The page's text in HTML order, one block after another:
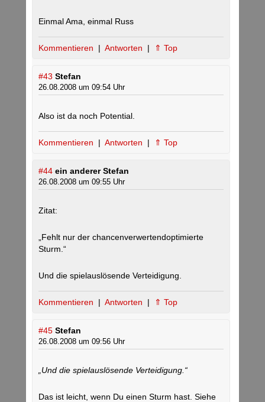
Einmal Ama, einmal Russ
Kommentieren | Antworten | ⇑ Top
#43 Stefan
26.08.2008 um 09:54 Uhr
Also ist da noch Potential.
Kommentieren | Antworten | ⇑ Top
#44 ein anderer Stefan
26.08.2008 um 09:55 Uhr
Zitat:
„Fehlt nur der chancenverwertendoptimierte
Sturm.“
Und die spielauslösende Verteidigung.
Kommentieren | Antworten | ⇑ Top
#45 Stefan
26.08.2008 um 09:56 Uhr
„Und die spielauslösende Verteidigung.“
Das ist leicht, wenn Du einen Sturm hast. Siehe